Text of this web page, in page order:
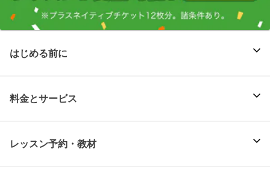
はじめる前に
料金とサービス
レッスン予約・教材